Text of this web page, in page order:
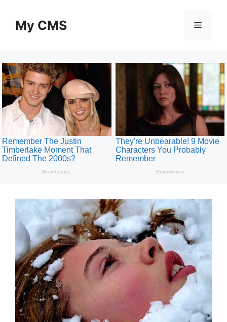
contentMy CMS Menu